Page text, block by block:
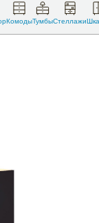
КомодыТумбыСтеллажи